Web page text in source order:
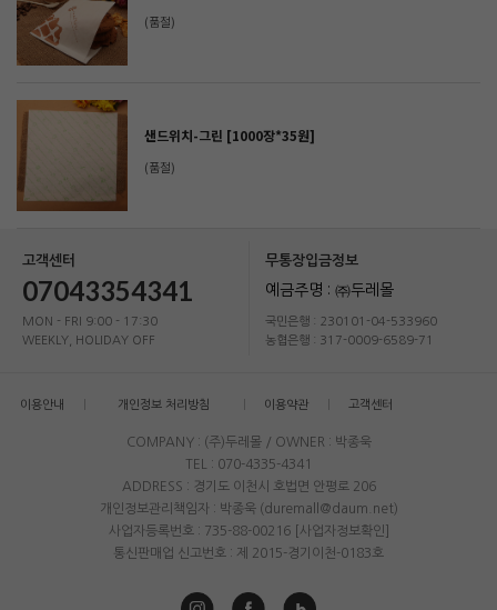
(품절)
샌드위치-그린 [1000장*35원]
(품절)
고객센터
07043354341
MON - FRI 9:00 - 17:30
WEEKLY, HOLIDAY OFF
무통장입금정보
예금주명 : ㈜두레몰
국민은행 : 230101-04-533960
농협은행 : 317-0009-6589-71
이용안내 개인정보 처리방침 이용약관 고객센터
COMPANY : (주)두레몰 / OWNER : 박종욱
TEL : 070-4335-4341
ADDRESS : 경기도 이천시 호법면 안평로 206
개인정보관리책임자 : 박종욱 (duremall@daum.net)
사업자등록번호 : 735-88-00216
[사업자정보확인]
통신판매업 신고번호 : 제 2015-경기이천-0183호